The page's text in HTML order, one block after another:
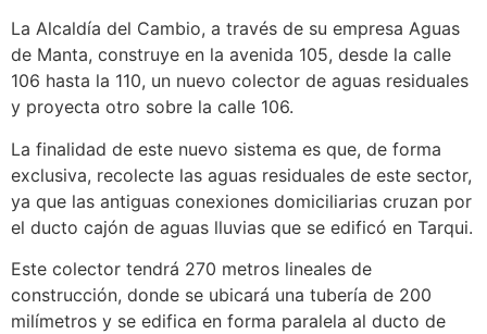
La Alcaldía del Cambio, a través de su empresa Aguas
de Manta, construye en la avenida 105, desde la calle
106 hasta la 110, un nuevo colector de aguas residuales
y proyecta otro sobre la calle 106.
La finalidad de este nuevo sistema es que, de forma
exclusiva, recolecte las aguas residuales de este sector,
ya que las antiguas conexiones domiciliarias cruzan por
el ducto cajón de aguas lluvias que se edificó en Tarqui.
Este colector tendrá 270 metros lineales de
construcción, donde se ubicará una tubería de 200
milímetros y se edifica en forma paralela al ducto de